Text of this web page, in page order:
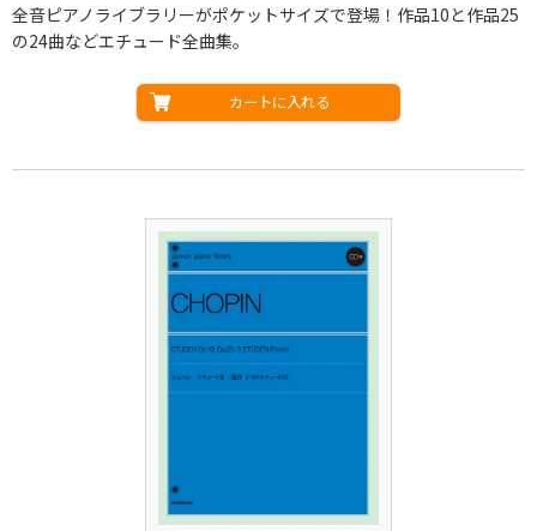
全音ピアノライブラリーがポケットサイズで登場！作品10と作品25
の24曲などエチュード全曲集。
カートに入れる